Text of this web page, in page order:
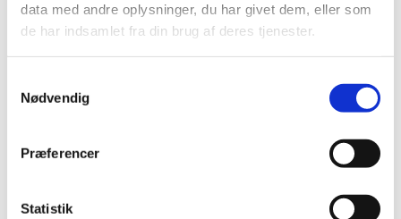
data med andre oplysninger, du har givet dem, eller som
de har indsamlet fra din brug af deres tjenester.
Nødvendig
Præferencer
Statistik
Du vil måske også kunne